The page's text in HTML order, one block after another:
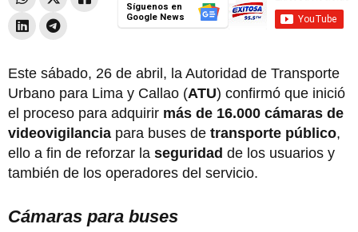
Síguenos en
Google News
Este sábado, 26 de abril, la Autoridad de Transporte
Urbano para Lima y Callao (ATU) confirmó que inició
el proceso para adquirir más de 16.000 cámaras de
videovigilancia para buses de transporte público,
ello a fin de reforzar la seguridad de los usuarios y
también de los operadores del servicio.
Cámaras para buses